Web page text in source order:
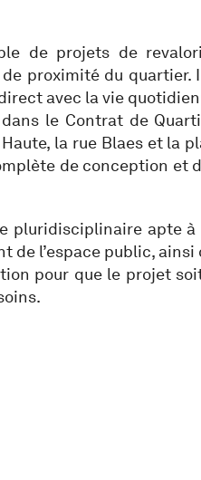
de projets de
proximité du quartier.
avec la vie
le Contrat de
la rue Blaes et la
de conception et
pluridisciplinaire apte à
de l’espace public, ainsi
pour que le projet